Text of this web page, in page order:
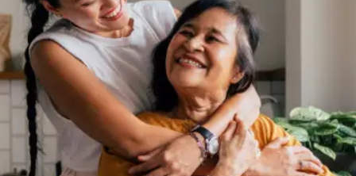
esigenze. Non bisogna cedere alla tentazione di ignorare
lamentele, imputando i disturbi acustici a un semplice
eccesso di immaginazione. Per chi ne soffre, i fischi alle
orecchie causati da acufene (o tinnito) sono un vero e
disturbo, talvolta insostenibile.
Segnali da non ignorare